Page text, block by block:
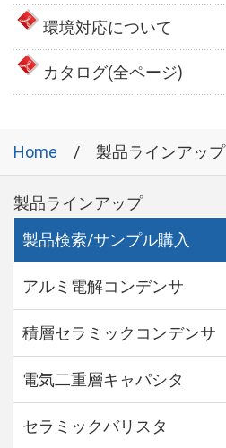
環境対応について
カタログ(全ページ)
Home 製品ラインアップ
製品ラインアップ
製品検索/サンプル購入
アルミ電解コンデンサ
積層セラミックコンデンサ
電気二重層キャパシタ
セラミックバリスタ